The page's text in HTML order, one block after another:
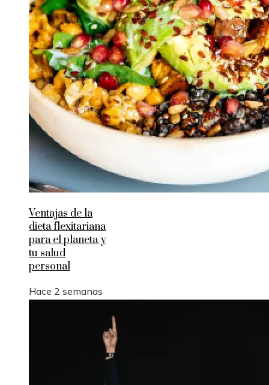
Ventajas de la
dieta flexitariana
para el planeta y
tu salud
personal
Hace 2 semanas